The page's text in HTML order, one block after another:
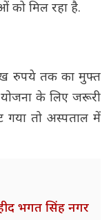
को मिल रहा है.
रुपये तक का मुफ्त
के लिए जरूरी
गया तो अस्पताल में
भगत सिंह नगर